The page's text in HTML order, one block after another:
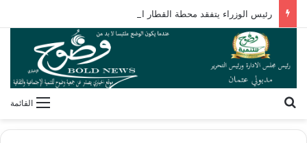
رئيس الوزراء يتفقد محطة القطار الكهربائي السريع بمطروح
القائمة